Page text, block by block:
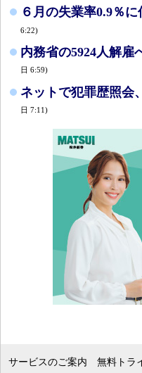
６月の失業率0.9％
6:22)
内務省の5924人解雇
日 6:59)
ネットで犯罪歴照会
日 7:11)
サービスのご案内 無料トラ